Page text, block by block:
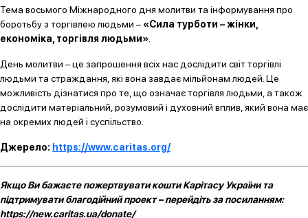
Тема восьмого Міжнародного дня молитви та інформування про
боротьбу з торгівлею людьми – «Сила турботи – жінки,
економіка, торгівля людьми»
День молитви – це запрошення всіх нас дослідити світ торгівлі
людьми та страждання, які вона завдає мільйонам людей. Це
можливість дізнатися про те, що означає торгівля людьми, а також
дослідити матеріальний, розумовий і духовний вплив, який вона має
на окремих людей і суспільство.
Джерело: https://www.caritas.org/
Якщо Ви бажаєте пожертвувати кошти Карітасу України та
підтримувати благодійний проект – перейдіть за посиланням:
https://new.caritas.ua/donate/